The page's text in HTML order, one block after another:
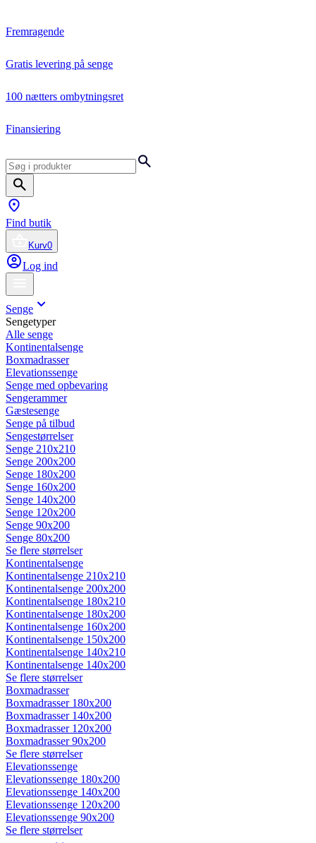
Fremragende
Gratis levering på senge
100 nætters ombytningsret
Finansiering
Find butik
Kurv0
Log ind
Senge
Sengetyper
Alle senge
Kontinentalsenge
Boxmadrasser
Elevationssenge
Senge med opbevaring
Sengerammer
Gæstesenge
Senge på tilbud
Sengestørrelser
Senge 210x210
Senge 200x200
Senge 180x200
Senge 160x200
Senge 140x200
Senge 120x200
Senge 90x200
Senge 80x200
Se flere størrelser
Kontinentalsenge
Kontinentalsenge 210x210
Kontinentalsenge 200x200
Kontinentalsenge 180x210
Kontinentalsenge 180x200
Kontinentalsenge 160x200
Kontinentalsenge 150x200
Kontinentalsenge 140x210
Kontinentalsenge 140x200
Se flere størrelser
Boxmadrasser
Boxmadrasser 180x200
Boxmadrasser 140x200
Boxmadrasser 120x200
Boxmadrasser 90x200
Se flere størrelser
Elevationssenge
Elevationssenge 180x200
Elevationssenge 140x200
Elevationssenge 120x200
Elevationssenge 90x200
Se flere størrelser